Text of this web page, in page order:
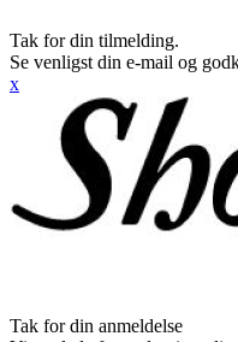
Tak for din tilmelding.
Se venligst din e-mail og
x
Tak for din anmeldelse